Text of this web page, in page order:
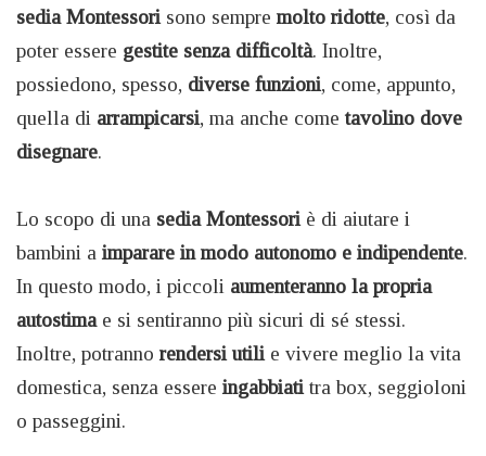
sedia Montessori sono sempre molto ridotte, così da
poter essere gestite senza difficoltà. Inoltre,
possiedono, spesso, diverse funzioni, come, appunto,
quella di arrampicarsi, ma anche come tavolino dove
disegnare.
Lo scopo di una sedia Montessori è di aiutare i
bambini a imparare in modo autonomo e indipendente.
In questo modo, i piccoli aumenteranno la propria
autostima e si sentiranno più sicuri di sé stessi.
Inoltre, potranno rendersi utili e vivere meglio la vita
domestica, senza essere ingabbiati tra box, seggioloni
o passeggini.